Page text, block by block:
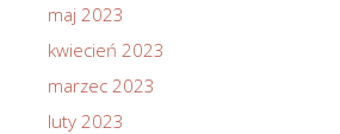
maj 2023
kwiecień 2023
marzec 2023
luty 2023